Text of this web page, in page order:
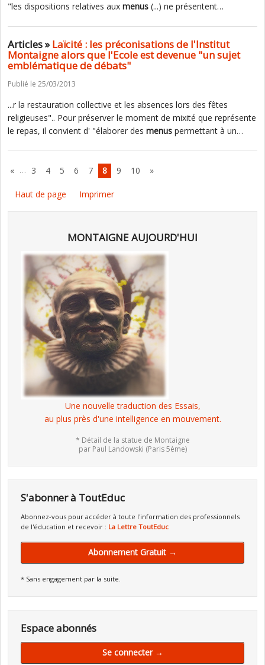
"les dispositions relatives aux menus (...) ne présentent…
Articles »Laïcité : les préconisations de l'Institut
Montaigne alors que l'Ecole est devenue "un sujet
emblématique de débats"
Publié le 25/03/2013
...r la restauration collective et les absences lors des fêtes
religieuses".. Pour préserver le moment de mixité que représente
le repas, il convient d' "élaborer des menus permettant à un…
« … 3 4 5 6 7 8 9 10 »
Haut de page Imprimer
MONTAIGNE AUJOURD'HUI
Une nouvelle traduction des Essais,
au plus près d'une intelligence en mouvement.
* Détail de la statue de Montaigne
par Paul Landowski (Paris 5ème)
S'abonner à ToutEduc
Abonnez-vous pour accéder à toute l'information des professionnels
de l'éducation et recevoir : La Lettre ToutEduc
Abonnement Gratuit →
* Sans engagement par la suite.
Espace abonnés
Se connecter →